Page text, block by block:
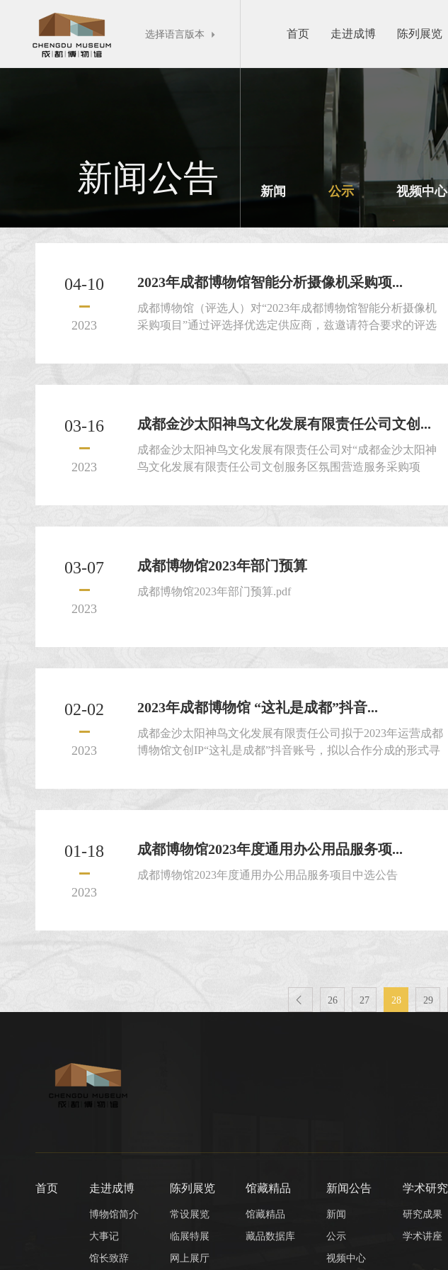
选择语言版本  首页 走进成博 陈列展览
新闻公告 新闻 公示 视频中心
04-10
2023
2023年成都博物馆智能分析摄像机采购项...
成都博物馆（评选人）对“2023年成都博物馆智能分析摄像机
采购项目”通过评选择优选定供应商，兹邀请符合要求的评选
申请人资格条件在...
03-16
2023
成都金沙太阳神鸟文化发展有限责任公司文创...
成都金沙太阳神鸟文化发展有限责任公司对“成都金沙太阳神
鸟文化发展有限责任公司文创服务区氛围营造服务采购项
03-07
2023
成都博物馆2023年部门预算
成都博物馆2023年部门预算.pdf
02-02
2023
2023年成都博物馆 “这礼是成都”抖音...
成都金沙太阳神鸟文化发展有限责任公司拟于2023年运营成都
博物馆文创IP“这礼是成都”抖音账号，拟以合作分成的形式寻
01-18
2023
成都博物馆2023年度通用办公用品服务项...
成都博物馆2023年度通用办公用品服务项目中选公告
 26 27 28 29
首页 走进成博
博物馆简介
大事记
馆长致辞
陈列展览
常设展览
临展特展
网上展厅
馆藏精品
馆藏精品
藏品数据库
新闻公告
新闻
公示
视频中心
学术研究
研究成果
学术讲座